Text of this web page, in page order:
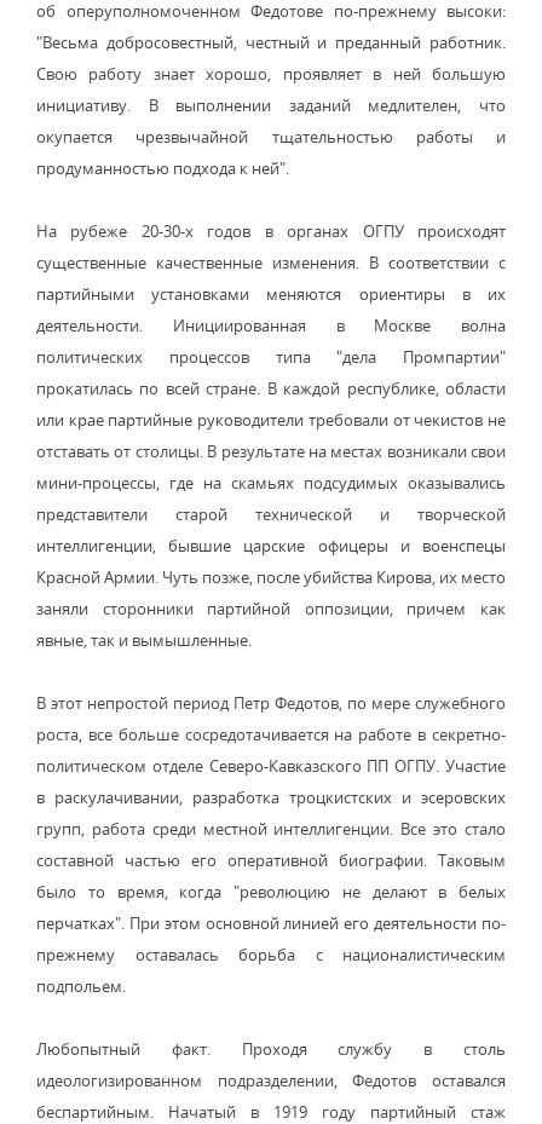
об оперуполномоченном Федотове по-прежнему высоки:
"Весьма добросовестный, честный и преданный работник.
Свою работу знает хорошо, проявляет в ней большую
инициативу. В выполнении заданий медлителен, что
окупается чрезвычайной тщательностью работы и
продуманностью подхода к ней".
На рубеже 20-30-х годов в органах ОГПУ происходят
существенные качественные изменения. В соответствии с
партийными установками меняются ориентиры в их
деятельности. Инициированная в Москве волна
политических процессов типа "дела Промпартии"
прокатилась по всей стране. В каждой республике, области
или крае партийные руководители требовали от чекистов не
отставать от столицы. В результате на местах возникали свои
мини-процессы, где на скамьях подсудимых оказывались
представители старой технической и творческой
интеллигенции, бывшие царские офицеры и военспецы
Красной Армии. Чуть позже, после убийства Кирова, их место
заняли сторонники партийной оппозиции, причем как
явные, так и вымышленные.
В этот непростой период Петр Федотов, по мере служебного
роста, все больше сосредотачивается на работе в секретно-
политическом отделе Северо-Кавказского ПП ОГПУ. Участие
в раскулачивании, разработка троцкистских и эсеровских
групп, работа среди местной интеллигенции. Все это стало
составной частью его оперативной биографии. Таковым
было то время, когда "революцию не делают в белых
перчатках". При этом основной линией его деятельности по-
прежнему оставалась борьба с националистическим
подпольем.
Любопытный факт. Проходя службу в столь
идеологизированном подразделении, Федотов оставался
беспартийным. Начатый в 1919 году партийный стаж